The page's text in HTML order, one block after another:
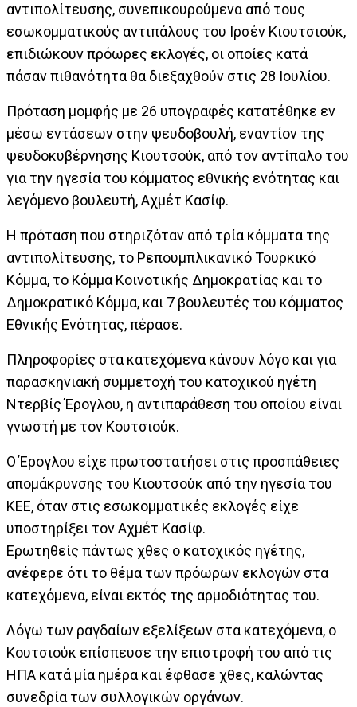
αντιπολίτευσης, συνεπικουρούμενα από τους
εσωκομματικούς αντιπάλους του Ιρσέν Κιουτσιούκ,
επιδιώκουν πρόωρες εκλογές, οι οποίες κατά
πάσαν πιθανότητα θα διεξαχθούν στις 28 Ιουλίου.
Πρόταση μομφής με 26 υπογραφές κατατέθηκε εν
μέσω εντάσεων στην ψευδοβουλή, εναντίον της
ψευδοκυβέρνησης Κιουτσούκ, από τον αντίπαλο του
για την ηγεσία του κόμματος εθνικής ενότητας και
λεγόμενο βουλευτή, Αχμέτ Κασίφ.
Η πρόταση που στηριζόταν από τρία κόμματα της
αντιπολίτευσης, το Ρεπουμπλικανικό Τουρκικό
Κόμμα, το Κόμμα Κοινοτικής Δημοκρατίας και το
Δημοκρατικό Κόμμα, και 7 βουλευτές του κόμματος
Εθνικής Ενότητας, πέρασε.
Πληροφορίες στα κατεχόμενα κάνουν λόγο και για
παρασκηνιακή συμμετοχή του κατοχικού ηγέτη
Ντερβίς Έρογλου, η αντιπαράθεση του οποίου είναι
γνωστή με τον Κουτσιούκ.
Ο Έρογλου είχε πρωτοστατήσει στις προσπάθειες
απομάκρυνσης του Κιουτσούκ από την ηγεσία του
ΚΕΕ, όταν στις εσωκομματικές εκλογές είχε
υποστηρίξει τον Αχμέτ Κασίφ.
Ερωτηθείς πάντως χθες ο κατοχικός ηγέτης,
ανέφερε ότι το θέμα των πρόωρων εκλογών στα
κατεχόμενα, είναι εκτός της αρμοδιότητας του.
Λόγω των ραγδαίων εξελίξεων στα κατεχόμενα, ο
Κουτσιούκ επίσπευσε την επιστροφή του από τις
ΗΠΑ κατά μία ημέρα και έφθασε χθες, καλώντας
συνεδρία των συλλογικών οργάνων.